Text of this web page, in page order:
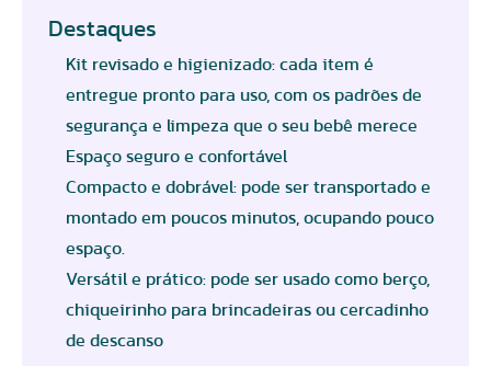
Destaques
Kit revisado e higienizado: cada item é
entregue pronto para uso, com os padrões de
segurança e limpeza que o seu bebê merece
Espaço seguro e confortável
Compacto e dobrável: pode ser transportado e
montado em poucos minutos, ocupando pouco
espaço.
Versátil e prático: pode ser usado como berço,
chiqueirinho para brincadeiras ou cercadinho
de descanso